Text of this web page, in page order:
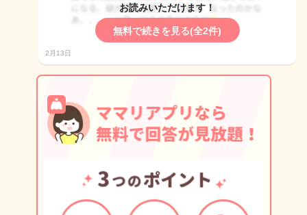
お読みいただけます！
無料で続きを見る(全2件)
2月13日